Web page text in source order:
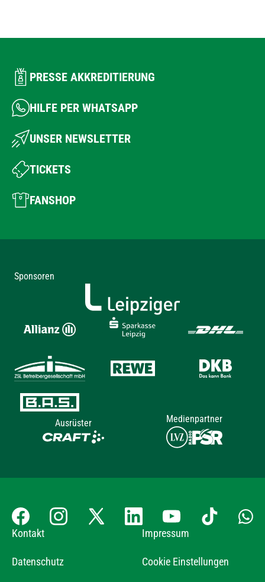
PRESSE AKKREDITIERUNG
HILFE PER WHATSAPP
UNSER NEWSLETTER
TICKETS
FANSHOP
Sponsoren
Ausrüster Medienpartner
Kontakt Impressum
Datenschutz Cookie Einstellungen